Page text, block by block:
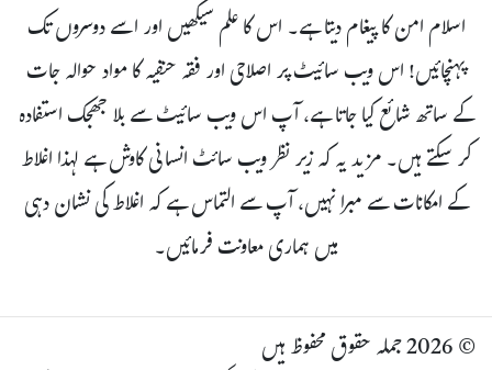
اسلام امن کا پیغام دیتا ہے۔ اس کا علم سیکھیں اور اسے دوسروں تک
پہنچائیں! اس ویب سائیٹ پر اصلاحی اور فقہ حنفیہ کا مواد حوالہ جات
کے ساتھ شائع کیا جاتا ہے، آپ اس ویب سائیٹ سے بلا جھجک استفادہ
کر سکتے ہیں۔ مزید یہ کہ زیر نظر ویب سائٹ انسانی کاوش ہے لہذا اغلاط
کے امکانات سے مبرا نہیں، آپ سے التماس ہے کہ اغلاط کی نشان دہی
میں ہماری معاونت فرمائیں۔
© 2026 جملہ حقوق محفوظ ہیں